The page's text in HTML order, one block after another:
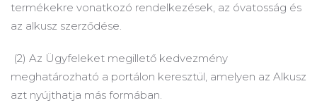
termékekre vonatkozó rendelkezések, az óvatosság és
az alkusz szerződése.
(2) Az Ügyfeleket megillető kedvezmény
meghatározható a portálon keresztül, amelyen az Alkusz
azt nyújthatja más formában.